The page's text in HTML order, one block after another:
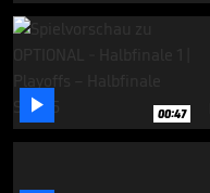
 00:47